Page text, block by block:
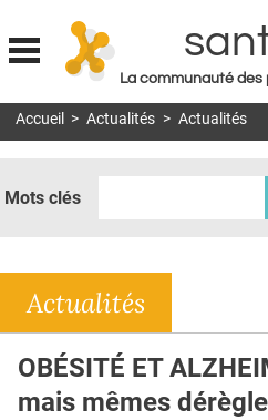
Jump to
La communauté des
MON COMPTE
DOSSIERS
RÉSEAUX
E-REVUE SAD
Accueil > Actualités > Actualités
Mots clés
Actualités
OBÉSITÉ ET
mais mêmes